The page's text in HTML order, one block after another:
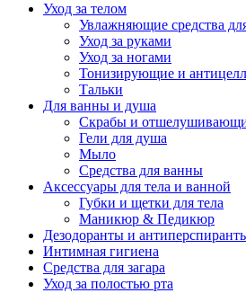
Уход за телом
Увлажняющие средства
Уход за руками
Уход за ногами
Тонизирующие и
Тальки
Для ванны и душа
Скрабы и
Гели для душа
Мыло
Средства для ванны
Аксессуары для тела и ванной
Губки и щетки для тела
Маникюр & Педикюр
Дезодоранты и
Интимная гигиена
Средства для загара
Уход за полостью рта